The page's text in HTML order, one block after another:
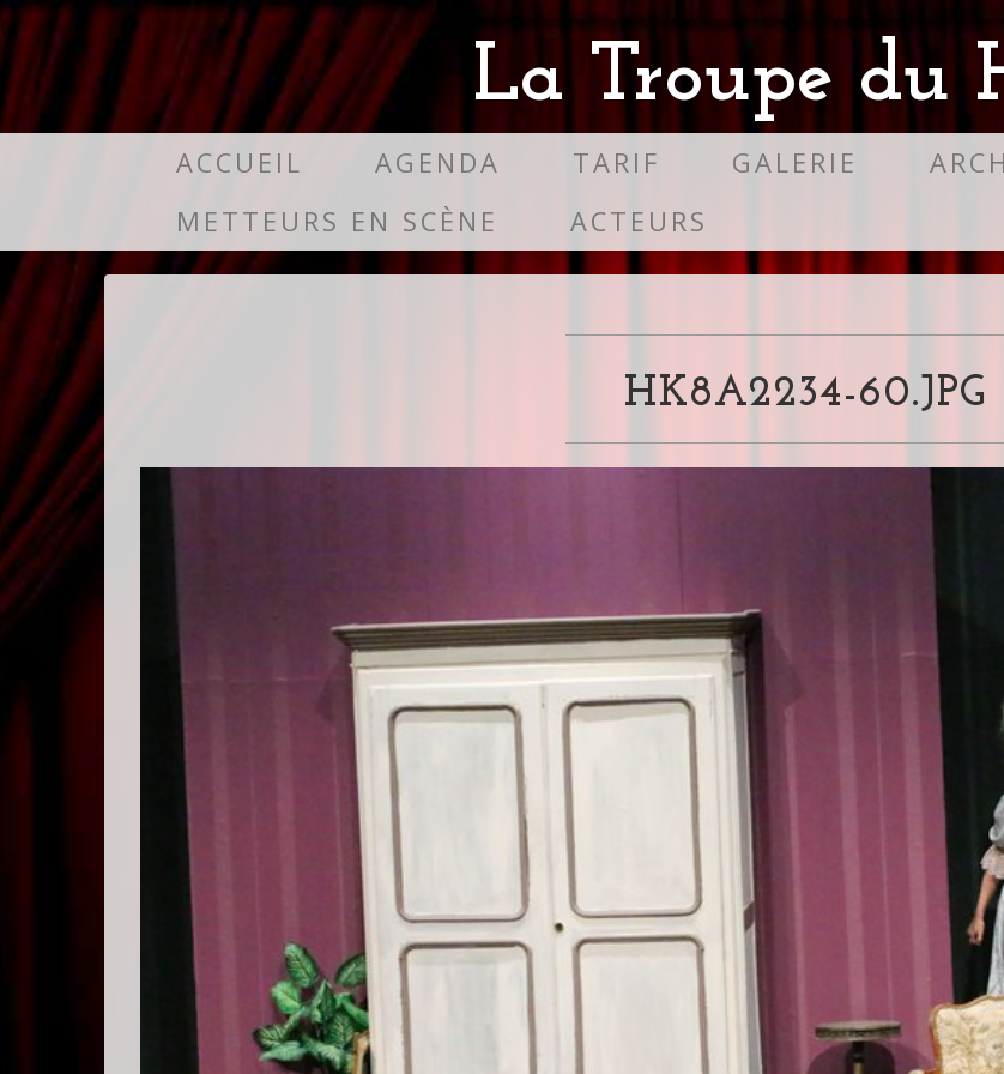
La Troupe du
ACCUEIL AGENDA TARIF GALERIE
METTEURS EN SCÈNE
ACTEURS
HK8A2234-60.JPG